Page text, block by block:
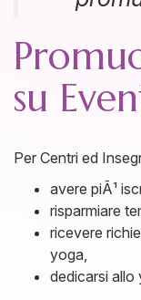
su
Per Centri ed
avere piÃ¹
risparmiare
ricevere
yoga,
dedicarsi allo